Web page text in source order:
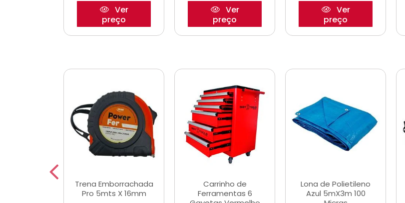
Ver
preço
Ver
preço
Ver
preço
Trena Emborrachada
Pro 5mts X 16mm
Carrinho de
Ferramentas 6
Lona de Polietileno
Azul 5mX3m 100